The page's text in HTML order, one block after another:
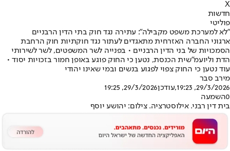
X
חדשות
פוליטי
"לא למערכת משפט מקבילה": עתירה נגד חוק בתי הדין הרבניים
ארגוני החברה האזרחית מתאגדים לעתור נגד חוקתיות חוק הרחבת
הסמכויות של בני הדין הרבניים • בפנייה לשר המשפטים, לשר לשירותי
הדת וליועמ"שית הכנסת, נטען כי החוק פוגע באופן חמור בזכויות יסוד •
עוד נטען כי החוק צפוי לפגוע בנשים ובמי שאינו יהודי
מירב סבר
29/3/2026, 19:23
,עודכן29/3/2026, 19:25
0השמעה
בית דין רבני. אילוסטרציה. צילום: יהושע יוסף